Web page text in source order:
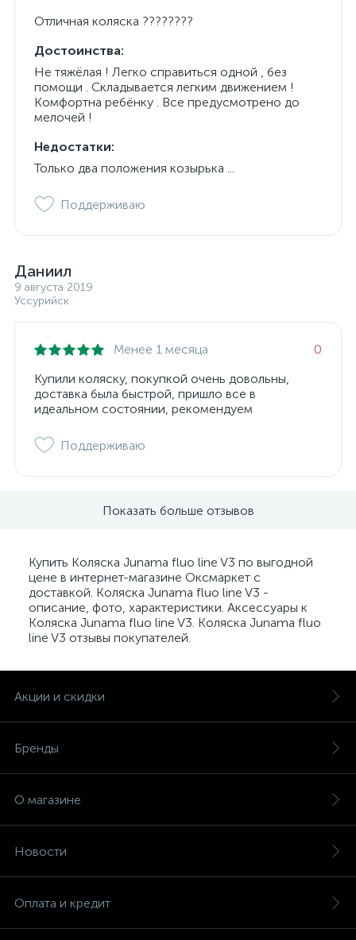
Отличная коляска ????????
Достоинства:
Не тяжёлая ! Легко справиться одной , без
помощи . Складывается легким движением !
Комфортна ребёнку . Все предусмотрено до
мелочей !
Недостатки:
Только два положения козырька ...
Поддерживаю
Даниил
9 августа 2019
Уссурийск
Менее 1 месяца
0
Купили коляску, покупкой очень довольны,
доставка была быстрой, пришло все в
идеальном состоянии, рекомендуем
Поддерживаю
Показать больше отзывов
Купить Коляска Junama fluo line V3 по выгодной
цене в интернет-магазине Оксмаркет с
доставкой. Коляска Junama fluo line V3 -
описание, фото, характеристики. Аксессуары к
Коляска Junama fluo line V3. Коляска Junama fluo
line V3 отзывы покупателей.
Акции и скидки
Бренды
О магазине
Новости
Оплата и кредит